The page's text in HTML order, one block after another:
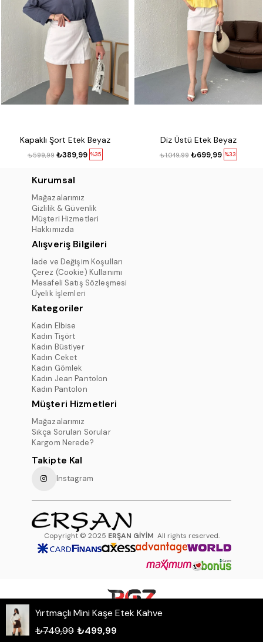
Kapaklı Şort Etek Beyaz
%35
₺389,99
₺599,99
Diz Üstü Etek Beyaz
%33
₺699,99
₺1.049,99
Kurumsal
Mağazalarımız
Gizlilik & Güvenlik
Müşteri Hizmetleri
Hakkımızda
Alışveriş Bilgileri
İade ve Değişim Koşulları
Çerez (Cookie) Kullanımı
Mesafeli Satış Sözleşmesi
Üyelik İşlemleri
Kategoriler
Kadın Elbise
Kadın Tişört
Kadın Büstiyer
Kadın Ceket
Kadın Gömlek
Kadın Jean Pantolon
Kadın Pantolon
Müşteri Hizmetleri
Mağazalarımız
Sıkça Sorulan Sorular
Kargom Nerede?
Takipte Kal
Instagram
Copyright © 2025 ERŞAN GİYİM All rights reserved.
WHATSAPP DESTEK HATTI
Yırtmaçlı Mini Kaşe Etek Kahve
₺749,99 ₺499,99